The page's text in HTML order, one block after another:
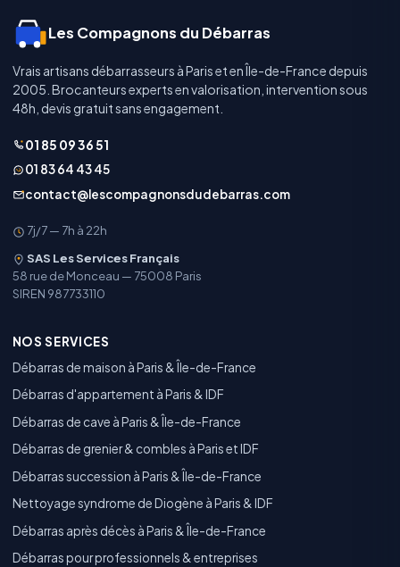
Les Compagnons du Débarras
Vrais artisans débarrasseurs à Paris et en Île-de-France depuis
2005. Brocanteurs experts en valorisation, intervention sous
48h, devis gratuit sans engagement.
01 85 09 36 51
01 83 64 43 45
contact@lescompagnonsdudebarras.com
7j/7 — 7h à 22h
SAS Les Services Français
58 rue de Monceau — 75008 Paris
SIREN 987733110
NOS SERVICES
Débarras de maison à Paris & Île-de-France
Débarras d'appartement à Paris & IDF
Débarras de cave à Paris & Île-de-France
Débarras de grenier & combles à Paris et IDF
Débarras succession à Paris & Île-de-France
Nettoyage syndrome de Diogène à Paris & IDF
Débarras après décès à Paris & Île-de-France
Débarras pour professionnels & entreprises